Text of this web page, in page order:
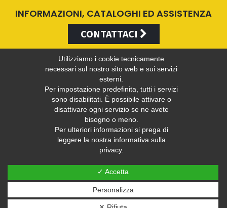
INFORMAZIONI, CATALOGHI ED ASSISTENZA
CONTATTACI
Valentini Antonio s.r.l.
Tel +39 049 5790797 - Fax +39 049 9316876 - info@valentini-
group.com
C.F. E P.IVA 04383410281
Privacy-Web Privacy Policy
Utilizziamo i cookie tecnicamente
necessari sul nostro sito web e sui servizi
esterni.
Per impostazione predefinita, tutti i servizi
sono disabilitati. È possibile attivare o
disattivare ogni servizio se ne avete
bisogno o meno.
Per ulteriori informazioni si prega di
leggere la nostra informativa sulla
privacy.
✓ Accetta
Personalizza